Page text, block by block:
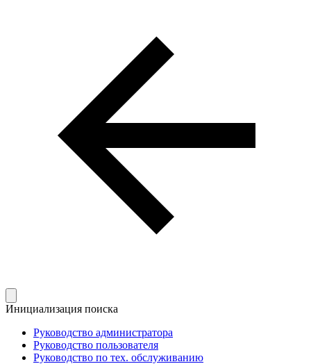
Инициализация поиска
Руководство администратора
Руководство пользователя
Руководство по тех. обслуживанию